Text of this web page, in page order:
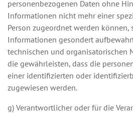
personenbezogenen Daten ohne
Informationen nicht mehr einer
Person zugeordnet werden können,
Informationen gesondert
technischen und organisatorischen
die gewährleisten, dass die
einer identifizierten oder
zugewiesen werden.
g) Verantwortlicher oder für die